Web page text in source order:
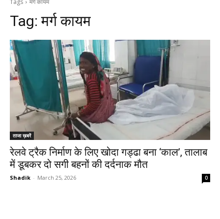
Tags मर्ग कायम
Tag:मर्ग कायम
ताजा ख़बरें
रेलवे ट्रैक निर्माण के लिए खोदा गड्ढा बना ‘काल’, तालाब
में डूबकर दो सगी बहनों की दर्दनाक मौत
Shadik - March 25, 2026 0